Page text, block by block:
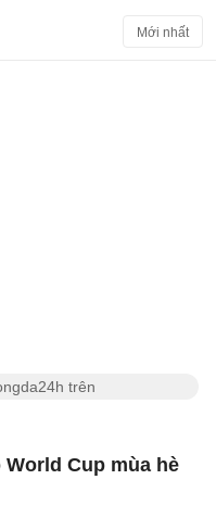
Mới nhất
trên
Cup mùa hè